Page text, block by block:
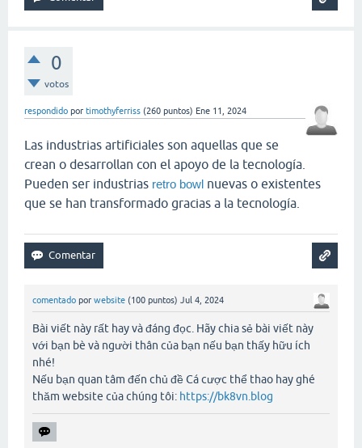
0
votos
respondido por timothyferriss (260 puntos) Ene 11, 2024
Las industrias artificiales son aquellas que se
crean o desarrollan con el apoyo de la tecnología.
Pueden ser industrias retro bowl nuevas o existentes
que se han transformado gracias a la tecnología.
comentado por website (100 puntos) Jul 4, 2024
Bài viết này rất hay và đáng đọc. Hãy chia sẻ bài viết này
với bạn bè và người thân của bạn nếu bạn thấy hữu ích
nhé!
Nếu bạn quan tâm đến chủ đề Cá cược thể thao hay ghé
thăm website của chúng tôi: https://bk8vn.blog